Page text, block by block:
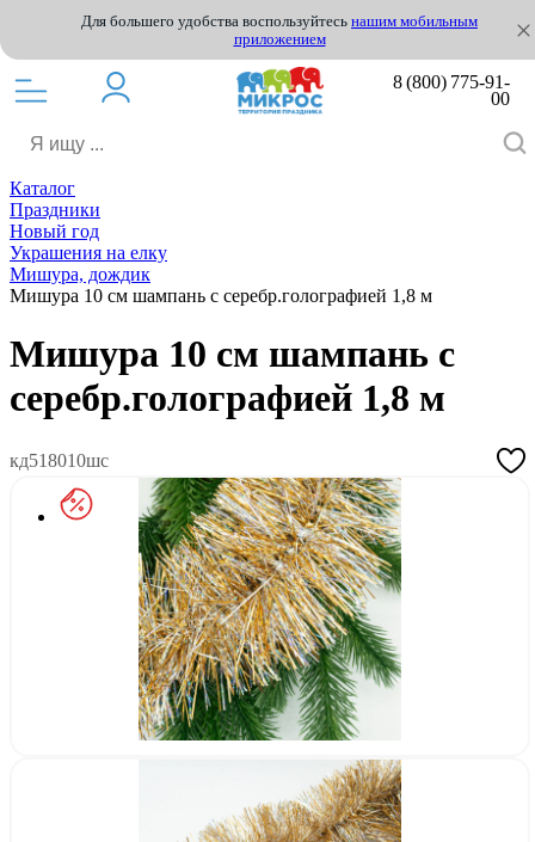
Для большего удобства воспользуйтесь нашим мобильным
приложением
8 (800) 775-91-
00
Каталог
Праздники
Новый год
Украшения на елку
Мишура, дождик
Мишура 10 см шампань с серебр.голографией 1,8 м
Мишура 10 см шампань с
серебр.голографией 1,8 м
кд518010шс